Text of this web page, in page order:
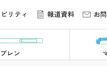
リティ 報道資料 お
ブレン